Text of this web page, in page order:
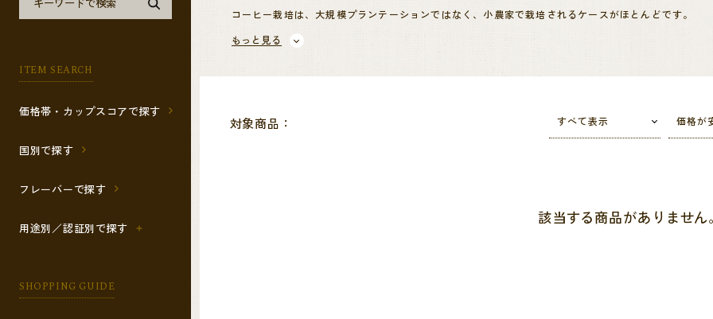
ITEM SEARCH
価格帯・カップスコアで探す
国別で探す
フレーバーで探す
用途別／認証別で探す
SHOPPING GUIDE
コーヒー栽培は、大規模プランテーションではなく、小農家で栽培されるケースがほとんどです。
ネパールでは、農業の近代化が遅れたことが幸いし、家畜の糞尿等を肥料として使う、昔ながらの農
もっと見る
対象商品： すべて表示 価格が
該当する商品がありません